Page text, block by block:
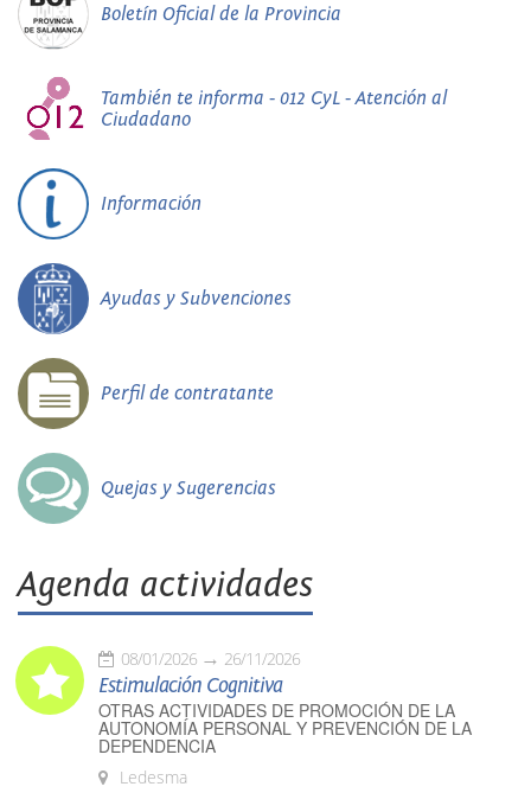
Boletín Oficial de la Provincia
También te informa - 012 CyL - Atención al
Ciudadano
Información
Ayudas y Subvenciones
Perfil de contratante
Quejas y Sugerencias
Agenda actividades
08/01/2026 26/11/2026
Estimulación Cognitiva
OTRAS ACTIVIDADES DE PROMOCIÓN DE LA
AUTONOMÍA PERSONAL Y PREVENCIÓN DE LA
DEPENDENCIA
Ledesma